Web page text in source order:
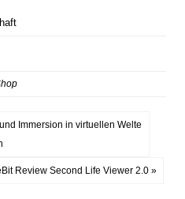
Immersion in virtuellen Welte
Review Second Life Viewer 2.0 »